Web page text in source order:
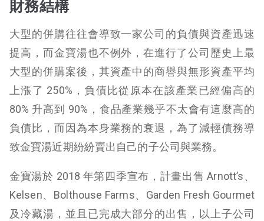
財務結構
大型的併購往往會導致一家公司的負債與資產迅速
提高，而金寶湯也不例外，在進行了公司歷史上最
大型的併購案後，其資產中的商譽與無形資產平均
上漲了 250%，負債比從原本在該產業已經偏高的
80% 升高到 90%，食品產業幾乎不太會有這麼高的
負債比，而因為本身業務的衰退，為了減輕債務導
致金寶湯近期紛紛賣出自己的子公司與業務。
金寶湯於 2018 年第四季宣布，計畫出售 Arnott’s、
Kelsen、Bolthouse Farms、Garden Fresh Gourmet
及冷藏湯，並且已完成大部分的出售，以上子公司